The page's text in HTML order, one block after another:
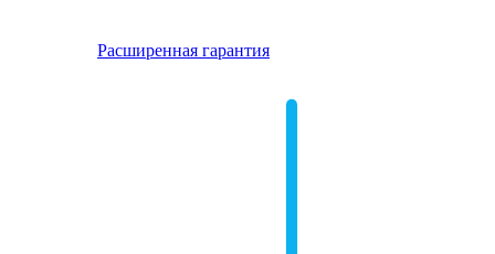
Расширенная гарантия